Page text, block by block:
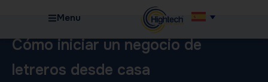
Menu
Cómo iniciar un negocio de
letreros desde casa